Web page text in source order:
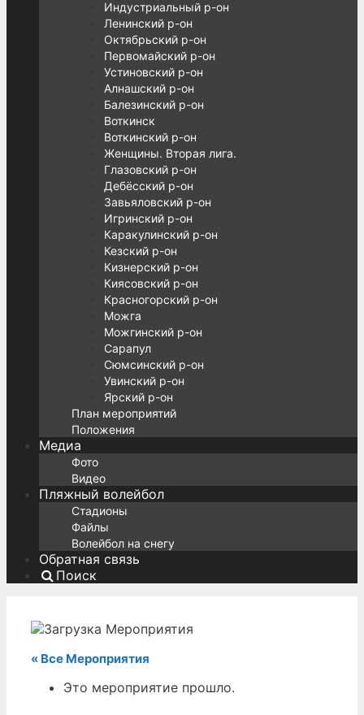
Индустриальный р-он
Ленинский р-он
Октябрьский р-он
Первомайский р-он
Устиновский р-он
Алнашский р-он
Балезинский р-он
Воткинск
Воткинский р-он
Женщины. Вторая лига.
Глазовский р-он
Дебёсский р-он
Завьяловский р-он
Игринский р-он
Каракулинский р-он
Кезский р-он
Кизнерский р-он
Киясовский р-он
Красногорский р-он
Можга
Можгинский р-он
Сарапул
Сюмсинский р-он
Увинский р-он
Ярский р-он
План мероприятий
Положения
Медиа
Фото
Видео
Пляжный волейбол
Стадионы
Файлы
Волейбол на снегу
Обратная связь
Поиск
« Все Мероприятия
Это мероприятие прошло.